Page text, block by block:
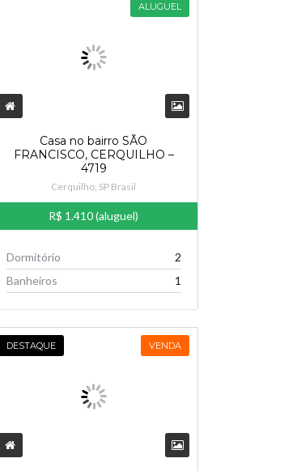
ALUGUEL
Casa no bairro SÃO
FRANCISCO, CERQUILHO –
4719
Cerquilho, SP Brasil
R$ 1.410 (aluguel)
Dormitório
2
Banheiros
1
DESTAQUE VENDA